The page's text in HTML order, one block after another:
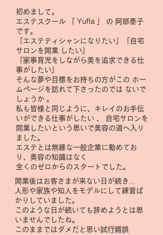
初めまして。
エステスクール 「 Yufla 」 の 阿部泰子
です。
『エステティシャンになりたい』『自宅
サロンを開業 したい』
『家事育児をしながら美を追求できる仕
事がしたい』
そんな夢や目標をお持ちの方がこの ホー
ムページを訪れて下さったのでは ないで
しょうか 。
私も皆様と同じように、キレイのお手伝
いができる仕事がしたい 、 自宅サロンを
開業したいという思いで美容の道へ入り
ました。
エステとは無縁な一般企業に勤めてお
り、美容の知識はなく
全くのゼロからのスタートでした。
開業後はお客さまが来ない日が続き…
人形や家族や知人をモデルにして練習ば
かりしていました。
このような日が続いても辞めようとは思
いませんでしたね。
このままではダメだと思い試行錯誤